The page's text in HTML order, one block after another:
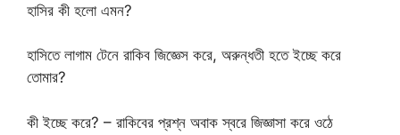
হাসির কী হলো এমন?
হাসিতে লাগাম টেনে রাকিব জিজ্ঞেস করে, অরুন্ধতী হতে ইচ্ছে করে
তোমার?
কী ইচ্ছে করে? – রাকিবের প্রশ্ন অবাক স্বরে জিজ্ঞাসা করে ওঠে